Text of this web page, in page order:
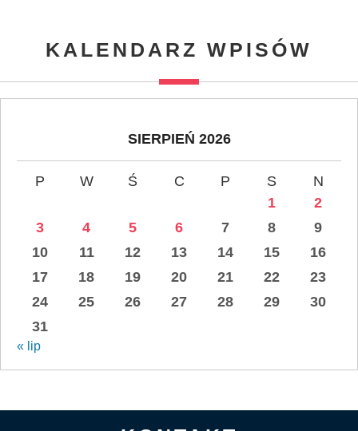
KALENDARZ WPISÓW
SIERPIEŃ 2026
P W Ś C P S
N
1
2
3
4 5 6 7 8
9
10
11 12 13 14 15
16
17
18 19 20 21 22
23
24
25 26 27 28 29
30
31
« lip